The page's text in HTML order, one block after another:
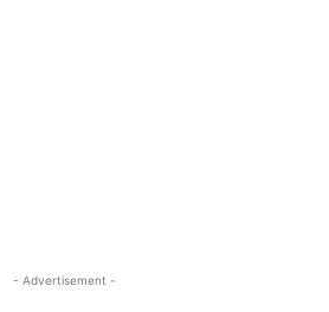
- Advertisement -